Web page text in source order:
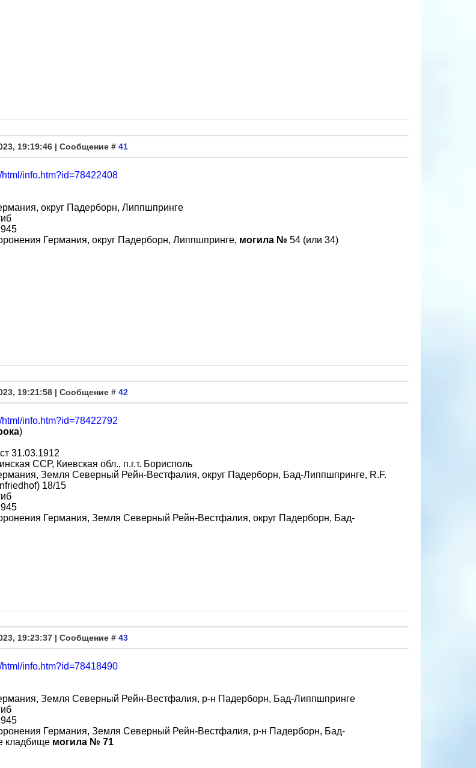
19:19:46 | Сообщение # 41
info.htm?id=78422408
округ Падерборн, Липпшпринге
Германия, округ Падерборн, Липпшпринге, могила № 54 (или 34)
19:21:58 | Сообщение # 42
info.htm?id=78422792
)
31.03.1912
ССР, Киевская обл., п.г.т. Борисполь
Земля Северный Рейн-Вестфалия, округ Падерборн, Бад-Липпшпринге, R.F.
18/15
Германия, Земля Северный Рейн-Вестфалия, округ Падерборн, Бад-
19:23:37 | Сообщение # 43
info.htm?id=78418490
Земля Северный Рейн-Вестфалия, р-н Падерборн, Бад-Липпшпринге
Германия, Земля Северный Рейн-Вестфалия, р-н Падерборн, Бад-
кладбище могила № 71